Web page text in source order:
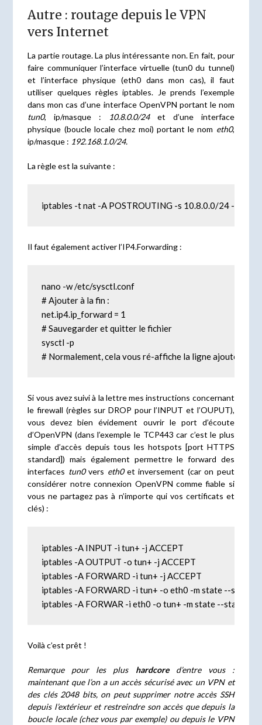
Autre : routage depuis le VPN
vers Internet
La partie routage. La plus intéressante non. En fait, pour
faire communiquer l’interface virtuelle (tun0 du tunnel)
et l’interface physique (eth0 dans mon cas), il faut
utiliser quelques règles iptables. Je prends l’exemple
dans mon cas d’une interface OpenVPN portant le nom
tun0, ip/masque : 10.8.0.0/24et d’une interface
physique (boucle locale chez moi) portant le nom eth0,
ip/masque : 192.168.1.0/24.
La règle est la suivante :
iptables -t nat -A POSTROUTING -s 10.8.0.0/24 -o eth0
Il faut également activer l’IP4.Forwarding :
nano -w /etc/sysctl.conf
# Ajouter à la fin :
net.ip4.ip_forward = 1
# Sauvegarder et quitter le fichier
sysctl -p
# Normalement, cela vous ré-affiche la ligne ajouter au
Si vous avez suivi à la lettre mes instructions concernant
le firewall (règles sur DROP pour l’INPUT et l’OUPUT),
vous devez bien évidement ouvrir le port d’écoute
d’OpenVPN (dans l’exemple le TCP443 car c’est le plus
simple d’accès depuis tous les hotspots [port HTTPS
standard]) mais également permettre le forward des
interfaces tun0vers eth0et inversement (car on peut
considérer notre connexion OpenVPN comme fiable si
vous ne partagez pas à n’importe qui vos certificats et
clés) :
iptables -A INPUT -i tun+ -j ACCEPT
iptables -A OUTPUT -o tun+ -j ACCEPT
iptables -A FORWARD -i tun+ -j ACCEPT
iptables -A FORWARD -i tun+ -o eth0 -m state --state
iptables -A FORWAR -i eth0 -o tun+ -m state --state
Voilà c’est prêt !
Remarque pour les plus hardcored’entre vous :
maintenant que l’on a un accès sécurisé avec un VPN et
des clés 2048 bits, on peut supprimer notre accès SSH
depuis l’extérieur et restreindre son accès que depuis la
boucle locale (chez vous par exemple) ou depuis le VPN